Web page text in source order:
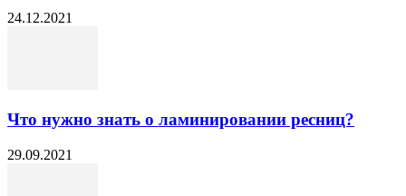
24.12.2021
Что нужно знать о ламинировании ресниц?
29.09.2021